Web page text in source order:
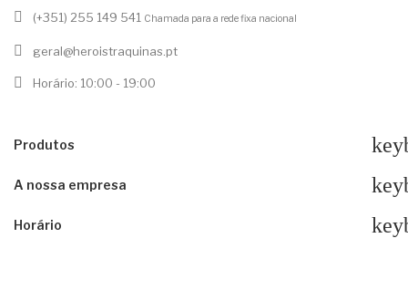
(+351) 255 149 541 Chamada para a rede fixa nacional
geral@heroistraquinas.pt
Horário: 10:00 - 19:00
Produtos
A nossa empresa
Horário